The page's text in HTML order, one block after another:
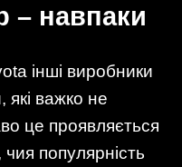
– навпаки
інші виробники
важко не
це проявляється
чия популярність